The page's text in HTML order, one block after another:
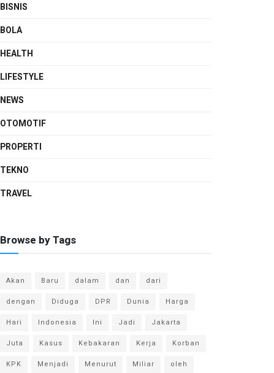
BISNIS
BOLA
HEALTH
LIFESTYLE
NEWS
OTOMOTIF
PROPERTI
TEKNO
TRAVEL
Browse by Tags
Akan Baru dalam dan
dari
dengan
Diduga DPR Dunia
Harga
Hari
Indonesia Ini Jadi
Jakarta
Juta
Kasus Kebakaran Kerja
Korban
KPK
Menjadi Menurut Miliar
oleh